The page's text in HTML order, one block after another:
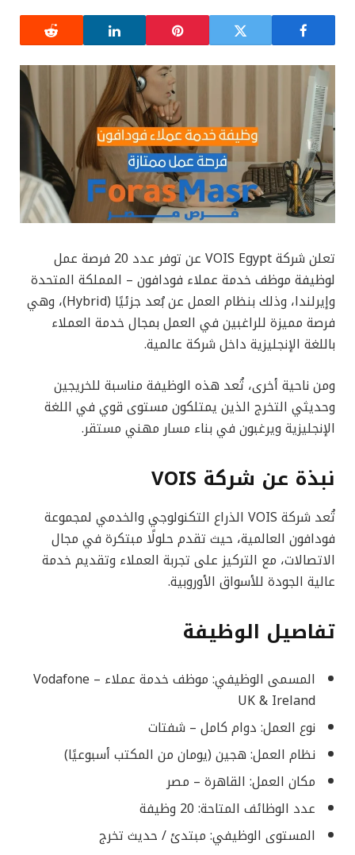
تعلن شركة VOIS Egypt عن توفر عدد 20 فرصة عمل
لوظيفة موظف خدمة عملاء فودافون – المملكة المتحدة
وإيرلندا، وذلك بنظام العمل عن بُعد جزئيًا (Hybrid)، وهي
فرصة مميزة للراغبين في العمل بمجال خدمة العملاء
باللغة الإنجليزية داخل شركة عالمية.
ومن ناحية أخرى، تُعد هذه الوظيفة مناسبة للخريجين
وحديثي التخرج الذين يمتلكون مستوى قوي في اللغة
الإنجليزية ويرغبون في بناء مسار مهني مستقر.
نبذة عن شركة VOIS
تُعد شركة VOIS الذراع التكنولوجي والخدمي لمجموعة
فودافون العالمية، حيث تقدم حلولًا مبتكرة في مجال
الاتصالات، مع التركيز على تجربة العملاء وتقديم خدمة
عالية الجودة للأسواق الأوروبية.
تفاصيل الوظيفة
المسمى الوظيفي: موظف خدمة عملاء – Vodafone
UK & Ireland
نوع العمل: دوام كامل – شفتات
نظام العمل: هجين (يومان من المكتب أسبوعيًا)
مكان العمل: القاهرة – مصر
عدد الوظائف المتاحة: 20 وظيفة
المستوى الوظيفي: مبتدئ / حديث تخرج